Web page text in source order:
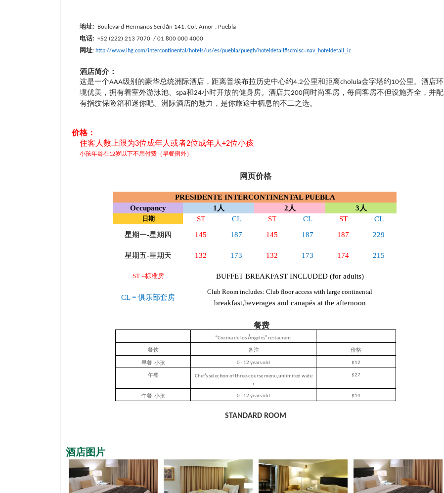
地址: Boulevard Hermanos Serdán 141, Col. Amor , Puebla
电话: +52 (222) 213 7070 / 01 800 000 4000
网址: http://www.ihg.com/intercontinental/hotels/us/es/puebla/puegh/hoteldetail#scmisc=nav_hoteldetail_ic
酒店简介：
这是一个AAA级别的豪华总统洲际酒店，距离普埃布拉历史中心约4.2公里和距离cholula金字塔约10公里。酒店环
境优美，拥有着室外游泳池、 spa和24小时开放的健身房。酒店共200间时尚客房，每间客房不但设施齐全，并配
有指纹保险箱和迷你吧。洲际酒店的魅力，是你旅途中栖息的不二之选。
价格：
住客人数上限为3位成年人或者2位成年人 +2位小孩
小孩年龄在12岁以下不用付费（早餐例外）
网页价格
PRESIDENTE INTERCONTINENTAL PUEBLA
Occupancy
1 人 2 人 3 人
日期 ST CL ST CL ST
CL
星期一-星期四 145 187 145 187 187 229
星期五-星期天 132 173 132 173 174 215
ST =标准房 BUFFET BREAKFAST INCLUDED (for adults)
CL = 俱乐部套房
Club Room includes: Club floor access with large continental
breakfast,beverages and canapés at the afternoon
餐费
“Cocina de losÁngeles”restaurant
餐饮 备注 价格
早餐 小孩 0- 12 years old $12
午餐 Chef’s selection of three-course menu,unlimited wate
r
$27
午餐 小孩 0- 12 years old $14
STANDARD ROOM
酒店图片